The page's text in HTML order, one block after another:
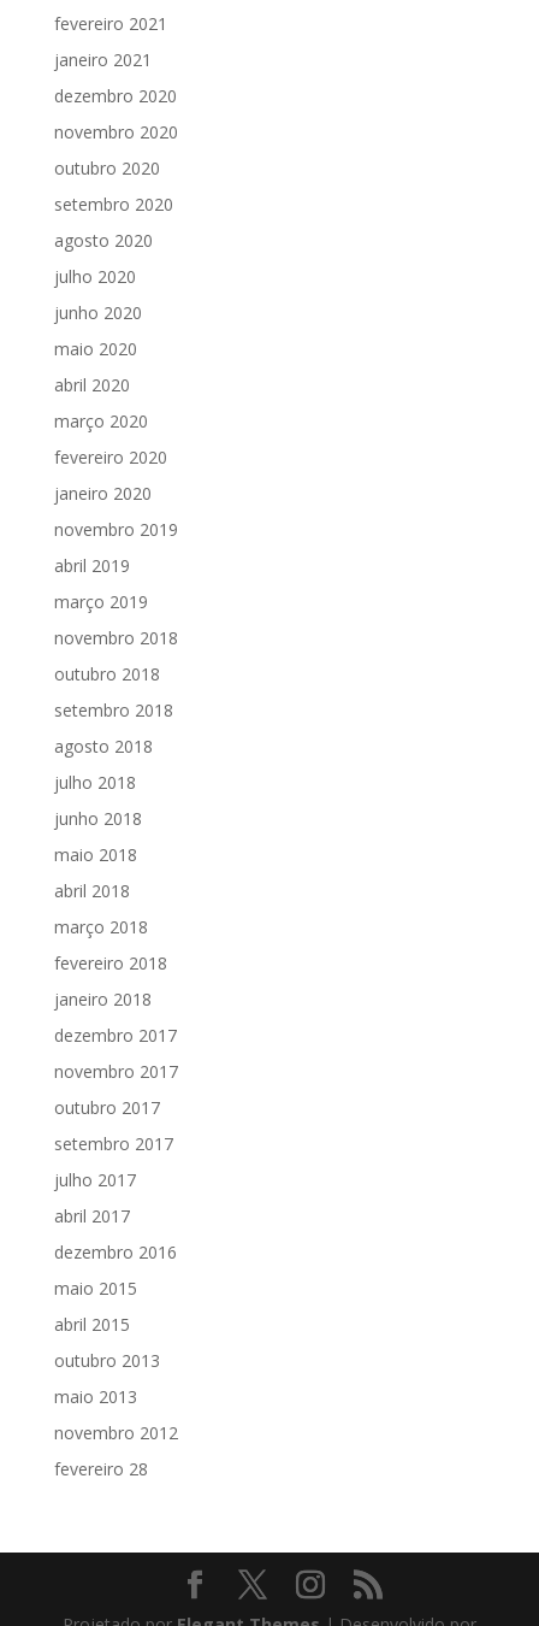
fevereiro 2021
janeiro 2021
dezembro 2020
novembro 2020
outubro 2020
setembro 2020
agosto 2020
julho 2020
junho 2020
maio 2020
abril 2020
março 2020
fevereiro 2020
janeiro 2020
novembro 2019
abril 2019
março 2019
novembro 2018
outubro 2018
setembro 2018
agosto 2018
julho 2018
junho 2018
maio 2018
abril 2018
março 2018
fevereiro 2018
janeiro 2018
dezembro 2017
novembro 2017
outubro 2017
setembro 2017
julho 2017
abril 2017
dezembro 2016
maio 2015
abril 2015
outubro 2013
maio 2013
novembro 2012
fevereiro 28